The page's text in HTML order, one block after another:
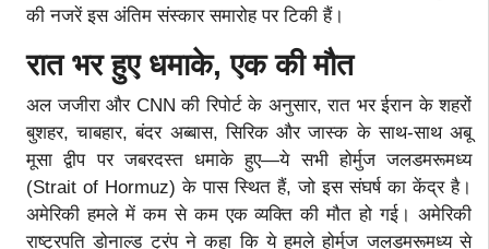
की नजरें इस अंतिम संस्कार समारोह पर टिकी हैं।
रात भर हुए धमाके, एक की मौत
अल जजीरा और CNN की रिपोर्ट के अनुसार, रात भर ईरान के शहरों
बुशहर, चाबहार, बंदर अब्बास, सिरिक और जास्क के साथ-साथ अबू
मूसा द्वीप पर जबरदस्त धमाके हुए—ये सभी होर्मुज जलडमरूमध्य
(Strait of Hormuz) के पास स्थित हैं, जो इस संघर्ष का केंद्र है।
अमेरिकी हमले में कम से कम एक व्यक्ति की मौत हो गई। अमेरिकी
राष्ट्रपति डोनाल्ड ट्रंप ने कहा कि ये हमले होर्मुज जलडमरूमध्य से